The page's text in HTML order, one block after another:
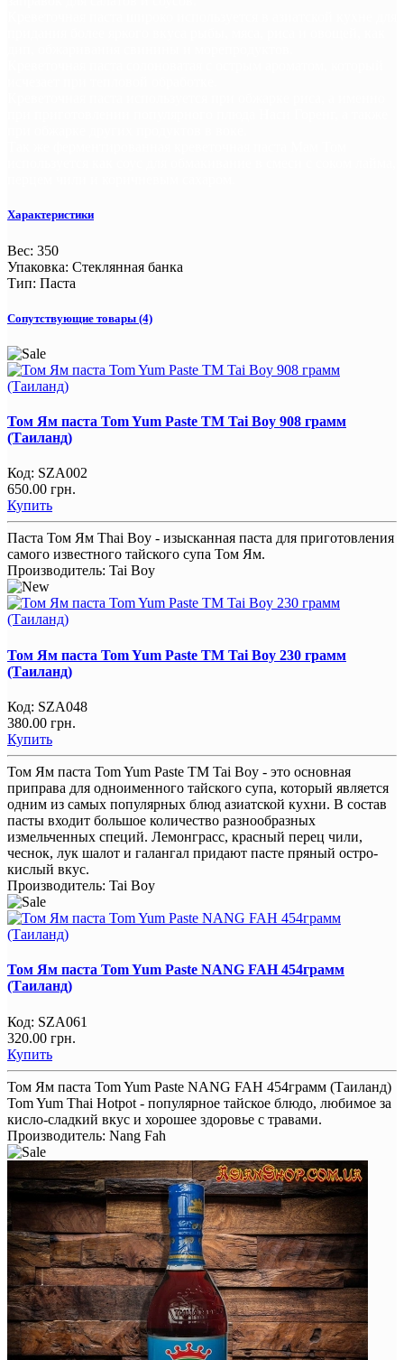
Характеристики
Вес: 350
Упаковка: Стеклянная банка
Тип: Паста
Сопутствующие товары (4)
Том Ям паста Tom Yum Paste TM Tai Boy 908 грамм
(Таиланд)
Код: SZA002
650.00 грн.
Купить
Паста Том Ям Thai Boy - изысканная паста для приготовления
самого известного тайского супа Том Ям.
Производитель: Tai Boy
Том Ям паста Tom Yum Paste TM Tai Boy 230 грамм
(Таиланд)
Код: SZA048
380.00 грн.
Купить
Том Ям паста Tom Yum Paste TM Tai Boy - это основная
приправа для одноименного тайского супа, который является
одним из самых популярных блюд азиатской кухни. В состав
пасты входит большое количество разнообразных
измельченных специй. Лемонграсс, красный перец чили,
чеснок, лук шалот и галангал придают пасте пряный остро-
кислый вкус.
Производитель: Tai Boy
Том Ям паста Tom Yum Paste NANG FAH 454грамм
(Таиланд)
Код: SZA061
320.00 грн.
Купить
Том Ям паста Tom Yum Paste NANG FAH 454грамм (Таиланд)
Tom Yum Thai Hotpot - популярное тайское блюдо, любимое за
кисло-сладкий вкус и хорошее здоровье с травами.
Производитель: Nang Fah